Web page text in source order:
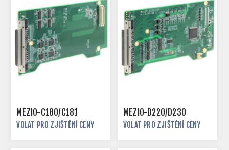
MEZIO-C180/C181
VOLAT PRO ZJIŠTĚNÍ CENY
MEZIO-D220/D230
VOLAT PRO ZJIŠTĚNÍ CENY